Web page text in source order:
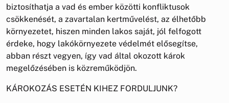
biztosíthatja a vad és ember közötti konfliktusok
csökkenését, a zavartalan kertművelést, az élhetőbb
környezetet, hiszen minden lakos saját, jól felfogott
érdeke, hogy lakókörnyezete védelmét elősegítse,
abban részt vegyen, így vad által okozott károk
megelőzésében is közreműködjön.
KÁROKOZÁS ESETÉN KIHEZ FORDULJUNK?